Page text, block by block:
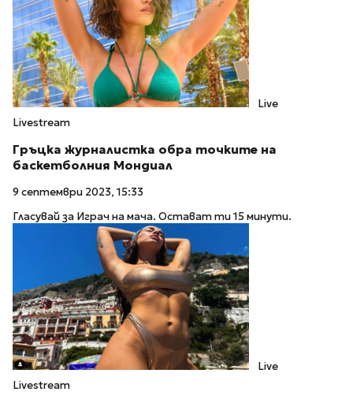
Live
Livestream
Гръцка журналистка обра точките на
баскетболния Мондиал
9 септември 2023, 15:33
Гласувай за Играч на мача. Остават ти 15 минути.
Live
Livestream